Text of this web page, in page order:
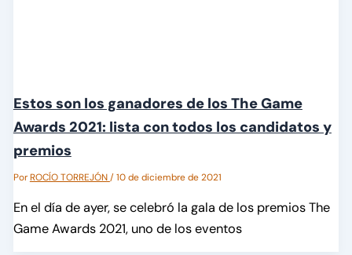
Estos son los ganadores de los The Game
Awards 2021: lista con todos los candidatos y
premios
PorROCÍO TORREJÓN/10 de diciembre de 2021
En el día de ayer, se celebró la gala de los premios The
Game Awards 2021, uno de los eventos